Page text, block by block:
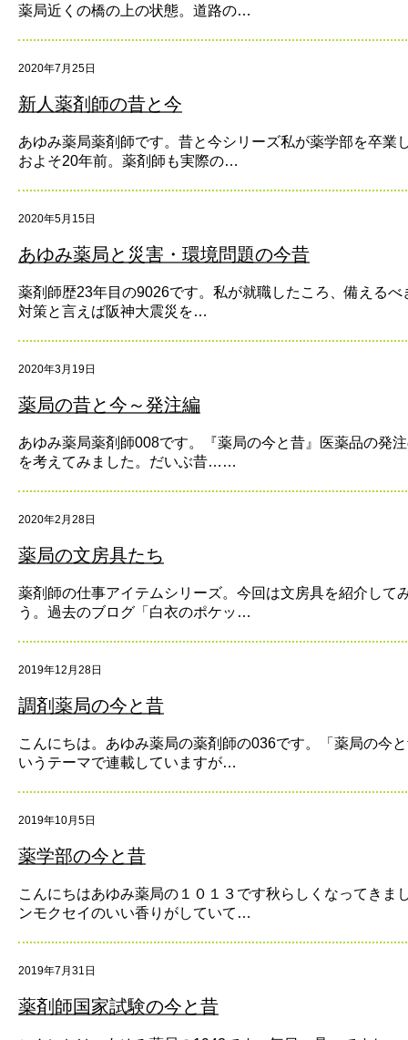
薬局近くの橋の上の状態。道路の…
2020年7月25日
新人薬剤師の昔と今
あゆみ薬局薬剤師です。昔と今シリーズ私が薬学部を卒業
およそ20年前。薬剤師も実際の…
2020年5月15日
あゆみ薬局と災害・環境問題の今昔
薬剤師歴23年目の9026です。私が就職したころ、備えるべ
対策と言えば阪神大震災を…
2020年3月19日
薬局の昔と今～発注編
あゆみ薬局薬剤師008です。『薬局の今と昔』医薬品の発
を考えてみました。だいぶ昔……
2020年2月28日
薬局の文房具たち
薬剤師の仕事アイテムシリーズ。今回は文房具を紹介して
う。過去のブログ「白衣のポケッ…
2019年12月28日
調剤薬局の今と昔
こんにちは。あゆみ薬局の薬剤師の036です。「薬局の今
いうテーマで連載していますが…
2019年10月5日
薬学部の今と昔
こんにちはあゆみ薬局の１０１３です秋らしくなってきま
ンモクセイのいい香りがしていて…
2019年7月31日
薬剤師国家試験の今と昔